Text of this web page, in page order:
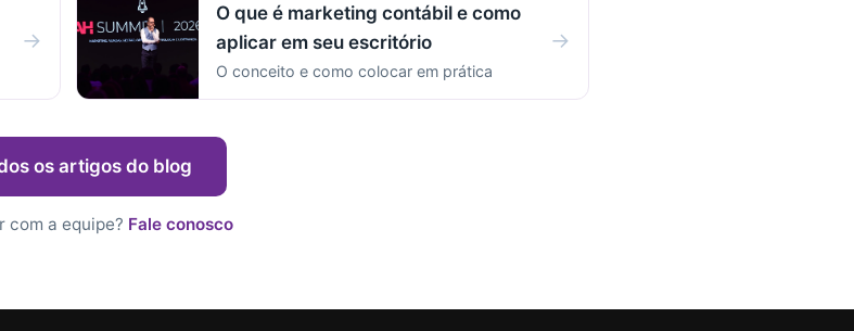
→
O que é marketing contábil e como
aplicar em seu escritório
O conceito e como colocar em prática
→
os artigos do blog
com a equipe? Fale conosco